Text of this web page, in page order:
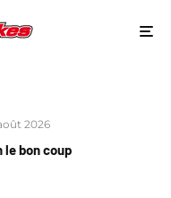
2026
bon coup